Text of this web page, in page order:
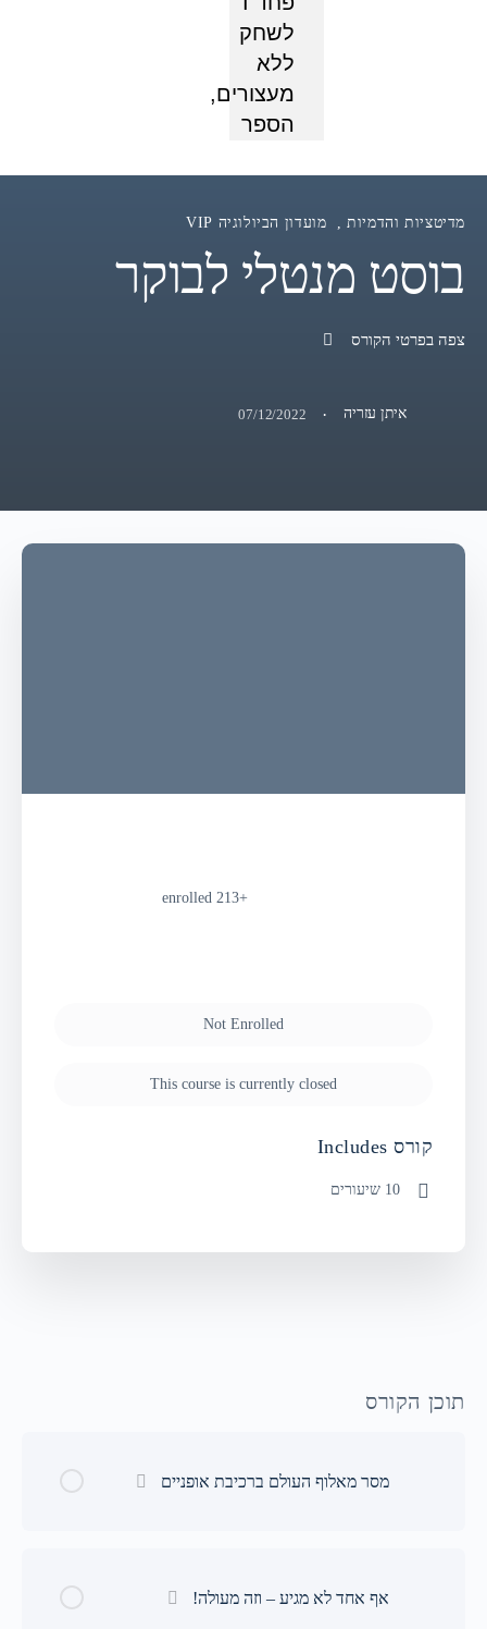
לשחק
ללא
מעצורים,
הספר
מדיטציות והדמיות מועדון הביולוגיה VIP
בוסט מנטלי לבוקר
צפה בפרטי הקורס
איתן עזריה 07/12/2022
תוכן הקורס
מסר מאלוף העולם ברכיבת אופניים
אף אחד לא מגיע – וזה מעולה!
+213
enrolled
Not Enrolled
This course is currently closed
קורס Includes
10 שיעורים